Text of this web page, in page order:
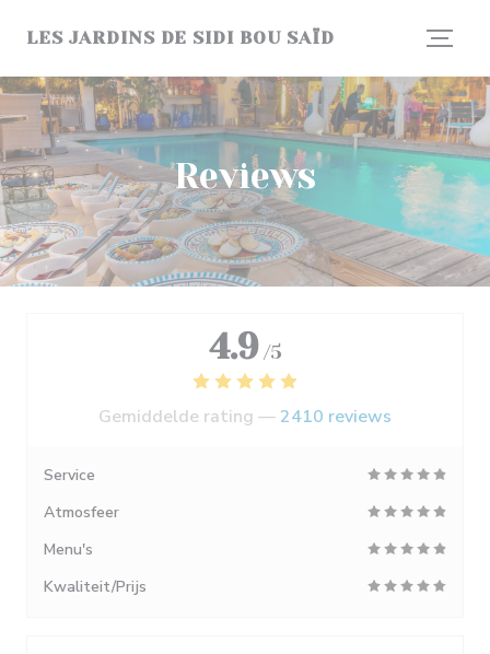
LES JARDINS DE SIDI BOU SAÏD
Reviews
4.9 /5
Gemiddelde rating —2410 reviews
Service
Atmosfeer
Menu's
Kwaliteit/Prijs